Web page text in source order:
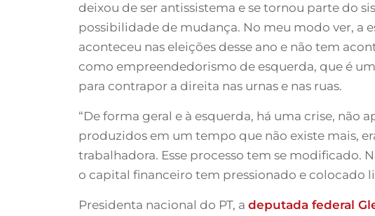
deixou de ser antissistema e se tornou parte do
possibilidade de mudança. No meu modo ver, a
aconteceu nas eleições desse ano e não tem
como empreendedorismo de esquerda, que é
para contrapor a direita nas urnas e nas ruas.
“De forma geral e à esquerda, há uma crise, não
produzidos em um tempo que não existe mais,
trabalhadora. Esse processo tem se modificado.
o capital financeiro tem pressionado e colocado
Presidenta nacional do PT, a deputada federal